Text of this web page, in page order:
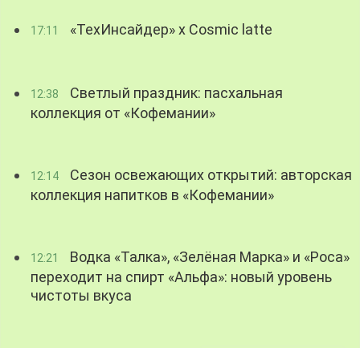
17:11 «ТехИнсайдер» х Cosmic latte
12:38
Светлый праздник: пасхальная
коллекция от «Кофемании»
12:14
Сезон освежающих открытий: авторская
коллекция напитков в «Кофемании»
12:21
Водка «Талка», «Зелёная Марка» и «Роса»
переходит на спирт «Альфа»: новый уровень
чистоты вкуса